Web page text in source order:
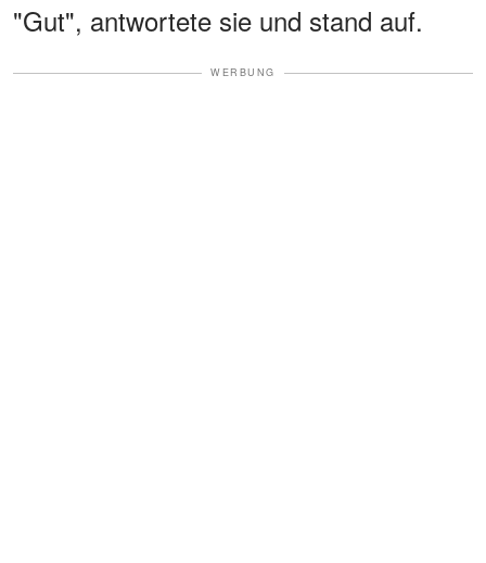
"Gut", antwortete sie und stand auf.
WERBUNG